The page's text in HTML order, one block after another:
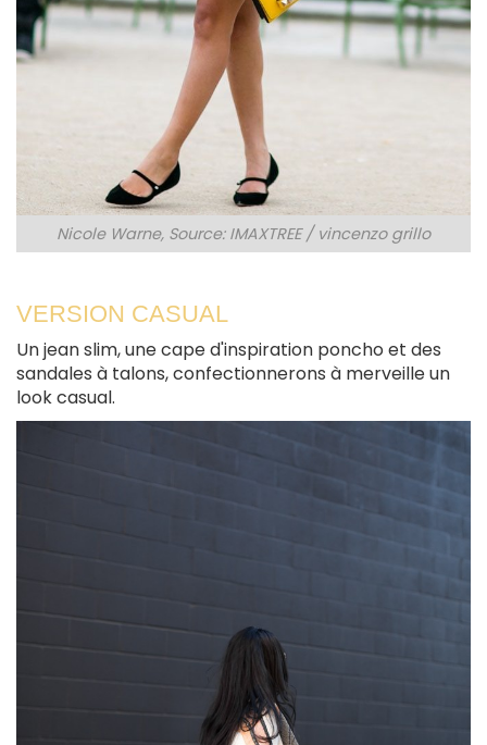
Nicole Warne, Source: IMAXTREE / vincenzo grillo
VERSION CASUAL
Un jean slim, une cape d'inspiration poncho et des
sandales à talons, confectionnerons à merveille un
look casual.